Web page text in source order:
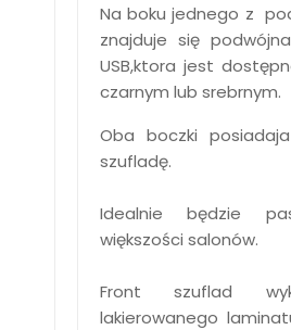
Na boku jednego z
znajduje się
USB,ktora jest
czarnym lub srebrnym.
Oba boczki
szufladę.
Idealnie będzie
większości salonów.
Front szuflad
lakierowanego